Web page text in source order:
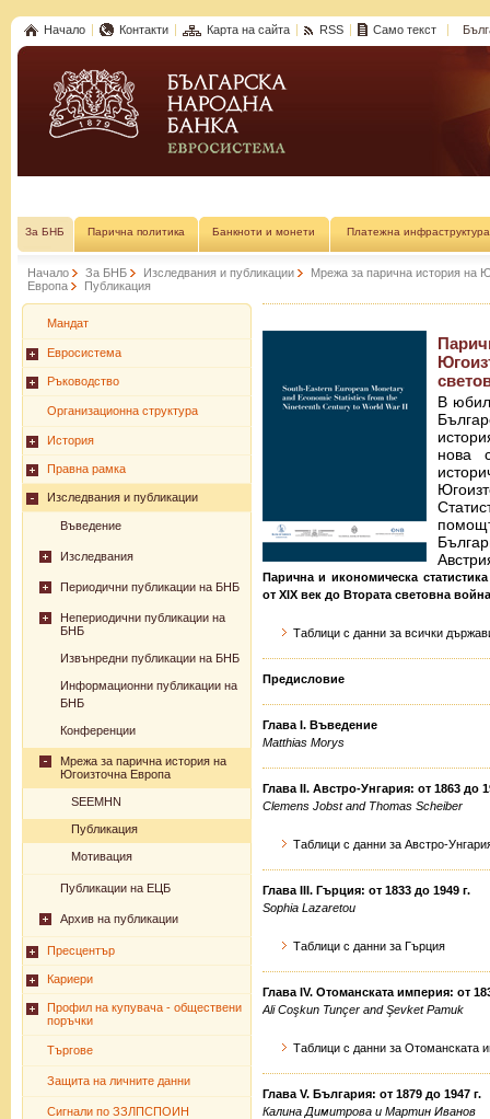
Начало Контакти Карта на сайта RSS Само текст
За БНБ Парична политика Банкноти и монети Платежна инфраструктура
Начало За БНБ Изследвания и публикации
Мрежа за парична история на
Европа
Публикация
Мандат
Евросистема
Ръководство
Организационна структура
История
Правна рамка
Изследвания и публикации
Въведение
Изследвания
Периодични публикации на БНБ
Непериодични публикации на
БНБ
Извънредни публикации на БНБ
Информационни публикации на
БНБ
Конференции
Мрежа за парична история на
Югоизточна Европа
SEEMHN
Публикация
Мотивация
Публикации на ЕЦБ
Архив на публикации
Пресцентър
Кариери
Профил на купувача - обществени
поръчки
Търгове
Защита на личните данни
Сигнали по ЗЗЛПСПОИН
В
нова
Парична и икономическа
от XIX век до Втората световна война
Таблици с данни за всички
Предисловие
Глава I. Въведение
Matthias Morys
Глава II. Австро-Унгария: от 1863 до
Clemens Jobst and Thomas Scheiber
Таблици с данни за Австро-
Глава III. Гърция: от 1833 до 1949 г.
Sophia Lazaretou
Таблици с данни за Гърция
Глава IV. Отоманската империя: от
Ali Coşkun Tunçer and Şevket Pamuk
Таблици с данни за Отоманската
Глава V. България: от 1879 до 1947 г.
Калина Димитрова и Мартин Иванов